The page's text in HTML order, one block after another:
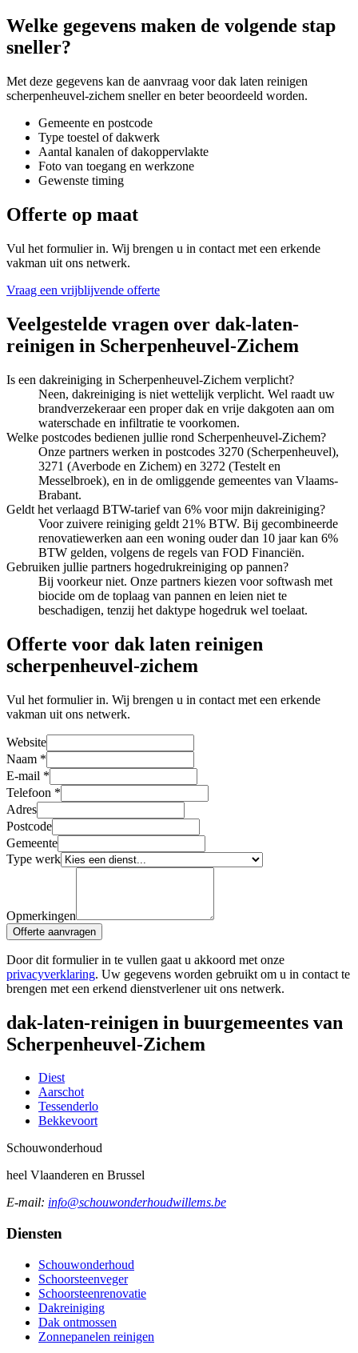
Welke gegevens maken de volgende stap
sneller?
Met deze gegevens kan de aanvraag voordak laten reinigen
scherpenheuvel-zichem sneller en beter beoordeeld worden.
Gemeente en postcode
Type toestel of dakwerk
Aantal kanalen of dakoppervlakte
Foto van toegang en werkzone
Gewenste timing
Offerte op maat
Vul het formulier in. Wij brengen u in contact met een erkende
vakman uit ons netwerk.
Vraag een vrijblijvende offerte
Veelgestelde vragen over dak-laten-
reinigen in Scherpenheuvel-Zichem
Is een dakreiniging in Scherpenheuvel-Zichem verplicht?
Neen, dakreiniging is niet wettelijk verplicht. Wel raadt uw
brandverzekeraar een proper dak en vrije dakgoten aan om
waterschade en infiltratie te voorkomen.
Welke postcodes bedienen jullie rond Scherpenheuvel-Zichem?
Onze partners werken in postcodes 3270 (Scherpenheuvel),
3271 (Averbode en Zichem) en 3272 (Testelt en
Messelbroek), en in de omliggende gemeentes van Vlaams-
Brabant.
Geldt het verlaagd BTW-tarief van 6% voor mijn dakreiniging?
Voor zuivere reiniging geldt 21% BTW. Bij gecombineerde
renovatiewerken aan een woning ouder dan 10 jaar kan 6%
BTW gelden, volgens de regels van FOD Financiën.
Gebruiken jullie partners hogedrukreiniging op pannen?
Bij voorkeur niet. Onze partners kiezen voor softwash met
biocide om de toplaag van pannen en leien niet te
beschadigen, tenzij het daktype hogedruk wel toelaat.
Offerte voor dak laten reinigen
scherpenheuvel-zichem
Vul het formulier in. Wij brengen u in contact met een erkende
vakman uit ons netwerk.
Website
Naam *
E-mail *
Telefoon *
Adres
Postcode
Gemeente
Type werk
Opmerkingen
Offerte aanvragen
Door dit formulier in te vullen gaat u akkoord met onze
privacyverklaring. Uw gegevens worden gebruikt om u in contact te
brengen met een erkend dienstverlener uit ons netwerk.
dak-laten-reinigen in buurgemeentes van
Scherpenheuvel-Zichem
Diest
Aarschot
Tessenderlo
Bekkevoort
Schouwonderhoud
heel Vlaanderen en Brussel
E-mail: info@schouwonderhoudwillems.be
Diensten
Schouwonderhoud
Schoorsteenveger
Schoorsteenrenovatie
Dakreiniging
Dak ontmossen
Zonnepanelen reinigen